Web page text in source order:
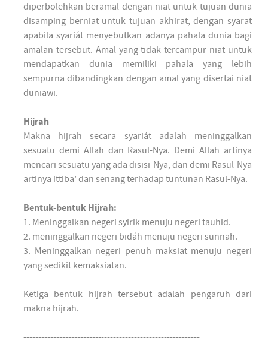
diperbolehkan beramal dengan niat untuk tujuan dunia
disamping berniat untuk tujuan akhirat, dengan syarat
apabila syariát menyebutkan adanya pahala dunia bagi
amalan tersebut. Amal yang tidak tercampur niat untuk
mendapatkan dunia memiliki pahala yang lebih
sempurna dibandingkan dengan amal yang disertai niat
duniawi.
Hijrah
Makna hijrah secara syariát adalah meninggalkan
sesuatu demi Allah dan Rasul-Nya. Demi Allah artinya
mencari sesuatu yang ada disisi-Nya, dan demi Rasul-Nya
artinya ittiba’ dan senang terhadap tuntunan Rasul-Nya.
Bentuk-bentuk Hijrah:
1. Meninggalkan negeri syirik menuju negeri tauhid.
2. meninggalkan negeri bidáh menuju negeri sunnah.
3. Meninggalkan negeri penuh maksiat menuju negeri
yang sedikit kemaksiatan.
Ketiga bentuk hijrah tersebut adalah pengaruh dari
makna hijrah.
----------------------------------------------------------------------------
-----------------------------------------------------------